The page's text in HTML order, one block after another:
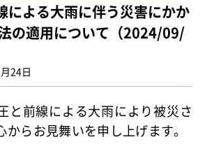
による大雨に伴う災害にかか
の適用について（2024/09/
24日
と前線による大雨により被災さ
らお見舞いを申し上げます。